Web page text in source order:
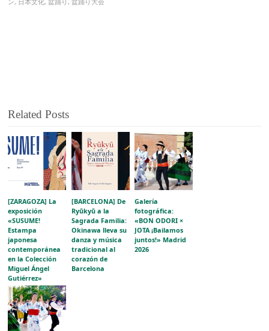
Related Posts
[ZARAGOZA] La
exposición
«SUSUME!
Estampa
japonesa
contemporánea
en la Colección
Miguel Ángel
Gutiérrez»
acerca la
evolución del
grabado japonés
al público
aragonés
[BARCELONA] De
Ryūkyū a la
Sagrada Familia:
Okinawa lleva su
danza y música
tradicional al
corazón de
Barcelona
Galería
fotográfica:
«BON ODORI ×
JOTA ¡Bailamos
juntos!» Madrid
2026